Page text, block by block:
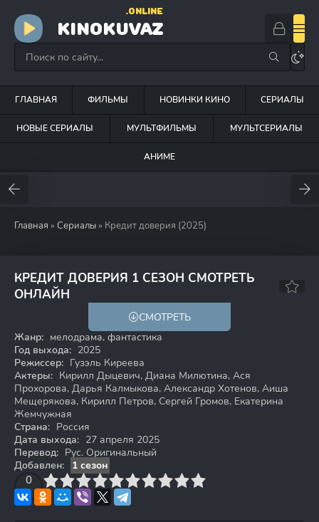
KINOKUVAZ
.ONLINE
ГЛАВНАЯ ФИЛЬМЫ НОВИНКИ КИНО СЕРИАЛЫ
НОВЫЕ СЕРИАЛЫ МУЛЬТФИЛЬМЫ МУЛЬТСЕРИАЛЫ
АНИМЕ
Главная » Сериалы » Кредит доверия (2025)
КРЕДИТ ДОВЕРИЯ 1 СЕЗОН СМОТРЕТЬ
ОНЛАЙН
СМОТРЕТЬ
Жанр: мелодрама, фантастика
Год выхода: 2025
Режиссер: Гузэль Киреева
Актеры: Кирилл Дыцевич, Диана Милютина, Ася
Прохорова, Дарья Калмыкова, Александр Хотенов, Аиша
Мещерякова, Кирилл Петров, Сергей Громов, Екатерина
Жемчужная
Страна: Россия
Дата выхода: 27 апреля 2025
Перевод: Рус. Оригинальный
Добавлен:
1 сезон
0
4 6 7 8 9 10